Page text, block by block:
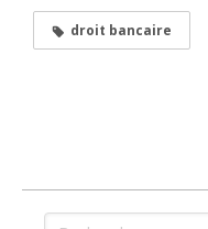
droit bancaire
Rechercher